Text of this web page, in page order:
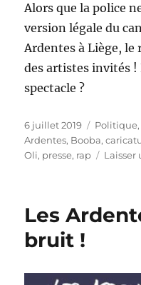
Alors que la police
version légale du
Ardentes à Liège, le
des artistes invités
spectacle ?
Publié
le
6 juillet 2019
Ardentes, Booba,
Oli, presse, rap
Les
bruit !